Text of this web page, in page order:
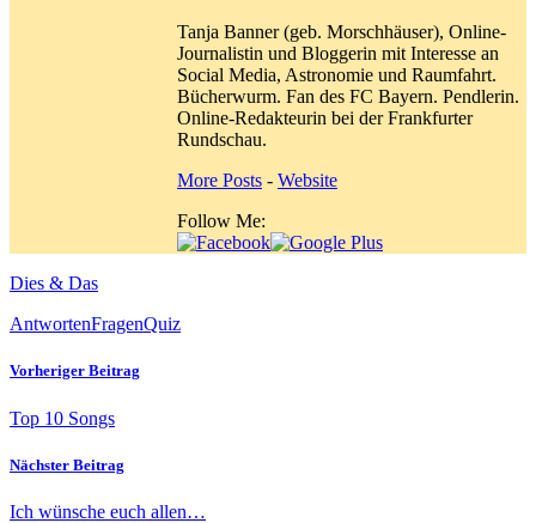
Tanja Banner (geb. Morschhäuser), Online-
Journalistin und Bloggerin mit Interesse an
Social Media, Astronomie und Raumfahrt.
Bücherwurm. Fan des FC Bayern. Pendlerin.
Online-Redakteurin bei der Frankfurter
Rundschau.
More Posts - Website
Follow Me:
Dies & Das
AntwortenFragenQuiz
Vorheriger Beitrag
Top 10 Songs
Nächster Beitrag
Ich wünsche euch allen…